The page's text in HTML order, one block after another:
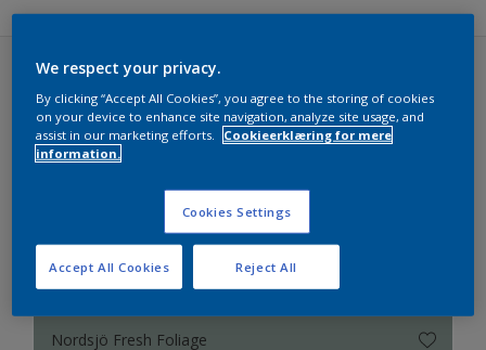
Nordsjö Årets farver 2026 - The rhythm of blues
Færdigblandede farver
Colour Futures 2024 - Nordsjö Sweet Embrace™
Colour Futures 2023
Bright Skies™ - Nordsjö Colour of the Year 2022
Colour Futures 20
Colour Futures 19
Colour Futures 2023 (40 farver)
LUSH
Nordsjö Awakening Feel
Nordsjö Violet Dream
Nordsjö Distant Shadow
Nordsjö Fresh Foliage
We respect your privacy.
By clicking “Accept All Cookies”, you agree to the storing of cookies
on your device to enhance site navigation, analyze site usage, and
assist in our marketing efforts.
Cookieerklæring for mere
information.
Cookies Settings
Reject All
Accept All Cookies